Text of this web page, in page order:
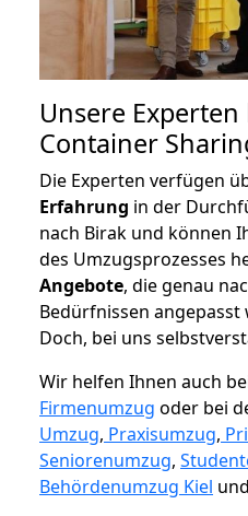
Unsere
Container
Die Experten verfügen
Erfahrung in der
nach Birak und können
des Umzugsprozesses
Angebote, die genau
Bedürfnissen angepasst
Doch, bei uns
Wir helfen Ihnen auch
Firmenumzug oder bei
Umzug, Praxisumzug,
Seniorenumzug,
Behördenumzug Kiel und